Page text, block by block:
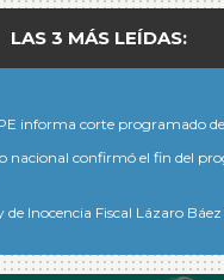
LAS 3 MÁS LEÍDAS:
informa corte programado del
nacional confirmó el fin del
de Inocencia Fiscal Lázaro